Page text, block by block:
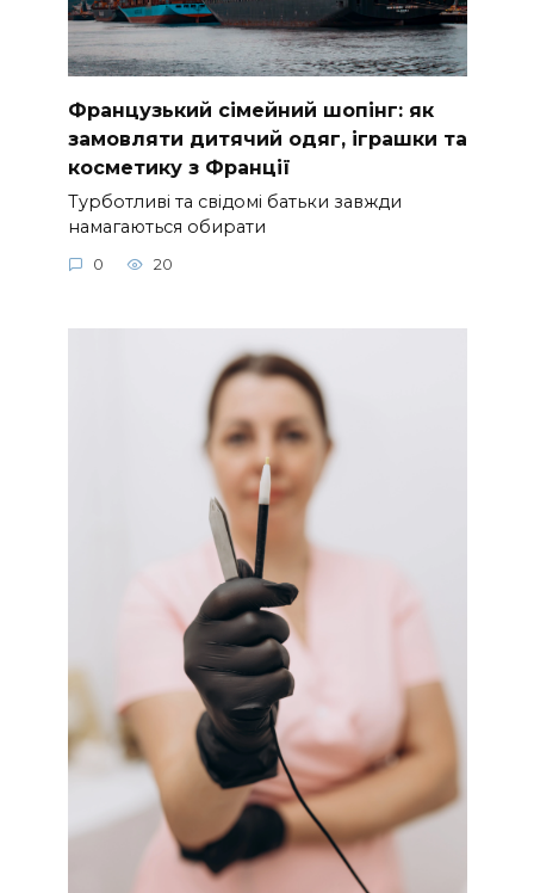
Французький сімейний шопінг: як
замовляти дитячий одяг, іграшки та
косметику з Франції
Турботливі та свідомі батьки завжди
намагаються обирати
0 20